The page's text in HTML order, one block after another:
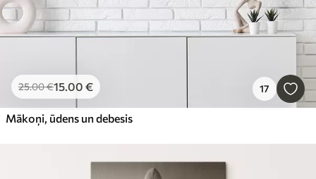
25.00€15.00 € 17
Mākoņi, ūdens un debesis